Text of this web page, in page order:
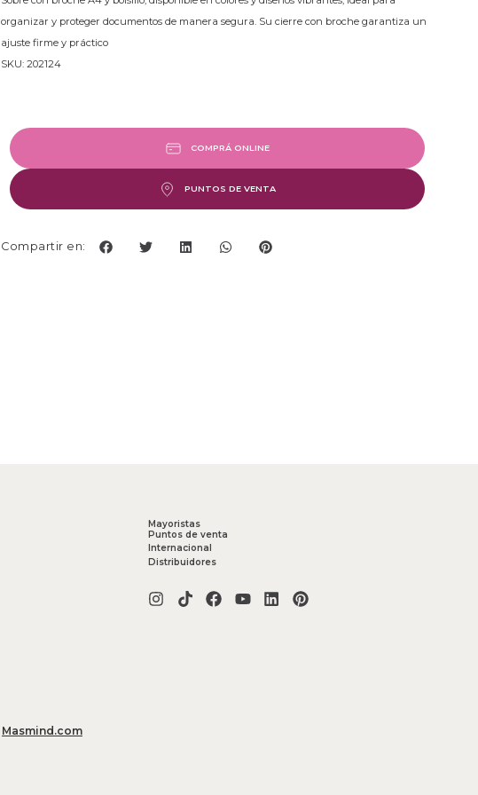
organizar y proteger documentos de manera segura. Su cierre con broche garantiza un
ajuste firme y práctico
SKU: 202124
COMPRÁ ONLINE
PUNTOS DE VENTA
Mayoristas
Puntos de venta
Internacional
Distribuidores
Masmind.com